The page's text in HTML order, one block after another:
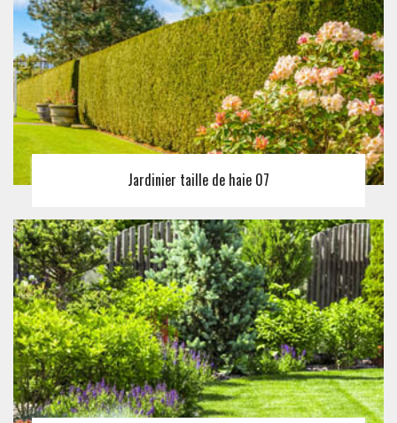
Jardinier taille de haie 07